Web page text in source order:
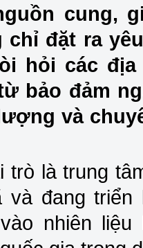
cung,
chỉ đặt ra
hỏi các
bảo đảm
và
trò là trung
và đang triển
nhiên